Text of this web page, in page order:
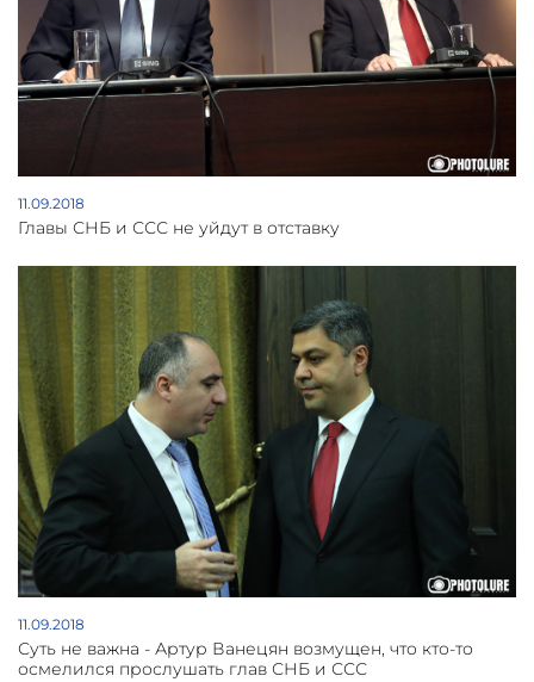
11.09.2018
Главы СНБ и ССС не уйдут в отставку
11.09.2018
Суть не важна - Артур Ванецян возмущен, что кто-то
осмелился прослушать глав СНБ и ССС